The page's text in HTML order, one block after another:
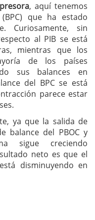
, aquí tenemos
que ha estado
Curiosamente, sin
al PIB se está
mientras que los
de los países
sus balances en
del BPC se está
parece estar
ya que la salida de
balance del PBOC y
sigue creciendo
neto es que el
disminuyendo en